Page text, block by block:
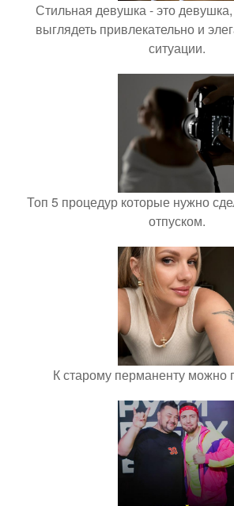
Стильная девушка - это
выглядеть привлекательно и
ситуации.
Топ 5 процедур которые нужно
отпуском.
К старому перманенту можно